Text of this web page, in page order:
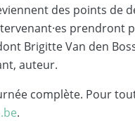
des points de
prendront
Brigitte Van den
auteur.
complète. Pour
.